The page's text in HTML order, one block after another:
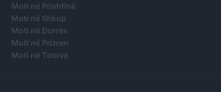
Moti në Prishtinë
Moti në Shkup
Moti në Durrës
Moti në Prizren
Moti në Tetovë